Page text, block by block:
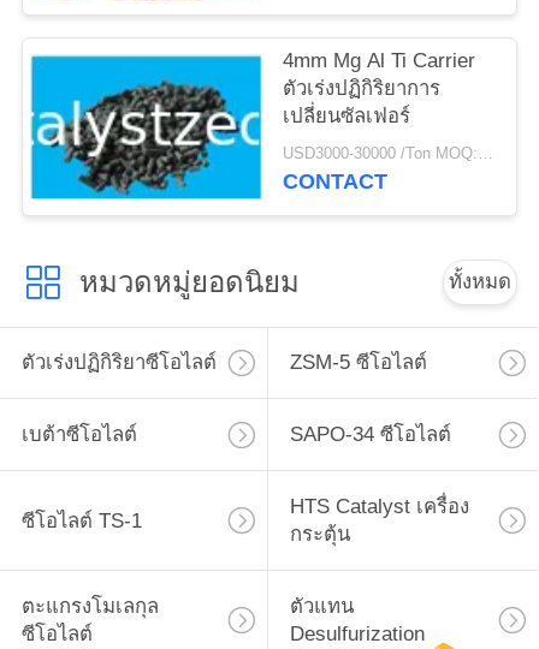
4mm Mg Al Ti Carrier
ตัวเร่งปฏิกิริยาการ
เปลี่ยนซัลเฟอร์
USD3000-30000 /Ton MOQ:1 กก
CONTACT
หมวดหมู่ยอดนิยม ทั้งหมด
ตัวเร่งปฏิกิริยาซีโอไลต์ ZSM-5 ซีโอไลต์
เบต้าซีโอไลต์ SAPO-34 ซีโอไลต์
ซีโอไลต์ TS-1
HTS Catalyst เครื่อง
กระตุ้น
ตะแกรงโมเลกุล
ซีโอไลต์
ตัวแทน
Desulfurization